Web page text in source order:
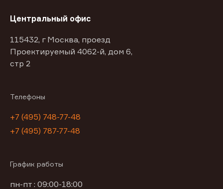
Центральный офис
115432, г Москва, проезд
Проектируемый 4062-й, дом 6,
стр 2
Телефоны
+7 (495) 748-77-48
+7 (495) 787-77-48
График работы
пн-пт : 09:00-18:00